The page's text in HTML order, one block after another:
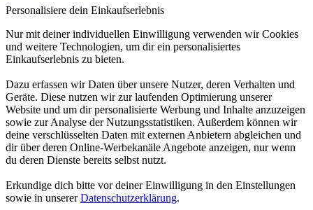
Personalisiere dein Einkaufserlebnis
Nur mit deiner individuellen Einwilligung verwenden wir Cookies
und weitere Technologien, um dir ein personalisiertes
Einkaufserlebnis zu bieten.
Dazu erfassen wir Daten über unsere Nutzer, deren Verhalten und
Geräte. Diese nutzen wir zur laufenden Optimierung unserer
Website und um dir personalisierte Werbung und Inhalte anzuzeigen
sowie zur Analyse der Nutzungsstatistiken. Außerdem können wir
deine verschlüsselten Daten mit externen Anbietern abgleichen und
dir über deren Online-Werbekanäle Angebote anzeigen, nur wenn
du deren Dienste bereits selbst nutzt.
Erkundige dich bitte vor deiner Einwilligung in den Einstellungen
sowie in unsererDatenschutzerklärung.